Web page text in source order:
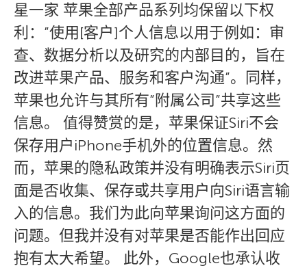
星一家 苹果全部产品系列均保留以下权
利：”使用[客户]个人信息以用于例如：审
查、数据分析以及研究的内部目的，旨在
改进苹果产品、服务和客户沟通”。同样，
苹果也允许与其所有”附属公司”共享这些
信息。 值得赞赏的是，苹果保证Siri不会
保存用户iPhone手机外的位置信息。然
而，苹果的隐私政策并没有明确表示Siri页
面是否收集、保存或共享用户向Siri语言输
入的信息。我们为此向苹果询问这方面的
问题。但我并没有对苹果是否能作出回应
抱有太大希望。 此外，Google也承认收